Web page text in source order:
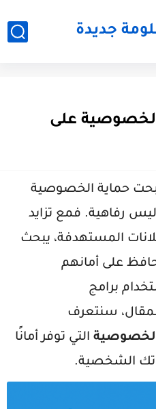
جديدة
على
حماية الخصوصية
رفاهية. فمع تزايد
المستهدفة، يبحث
على أمانهم
برامج
سنتعرف
التي توفر أمانًا
الشخصية.